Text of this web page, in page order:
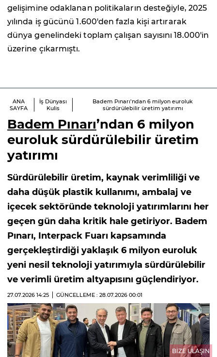
gelişimine odaklanan politikaların desteğiyle, 2025
yılında iş gücünü 1.600'den fazla kişi artırarak
dünya genelindeki toplam çalışan sayısını 18.000'in
üzerine çıkarmıştı.
ANA
SAYFA
İş Dünyası
Kulis
Badem Pınarı’ndan 6 milyon euroluk
sürdürülebilir üretim yatırımı
Badem Pınarı’ndan 6 milyon
euroluk sürdürülebilir üretim
yatırımı
Sürdürülebilir üretim, kaynak verimliliği ve
daha düşük plastik kullanımı, ambalaj ve
içecek sektöründe teknoloji yatırımlarını her
geçen gün daha kritik hale getiriyor. Badem
Pınarı, Interpack Fuarı kapsamında
gerçekleştirdiği yaklaşık 6 milyon euroluk
yeni nesil teknoloji yatırımıyla sürdürülebilir
ve verimli üretim altyapısını güçlendiriyor.
27.07.2026 14:25 GÜNCELLEME : 28.07.2026 00:01
BİZE ULAŞIN